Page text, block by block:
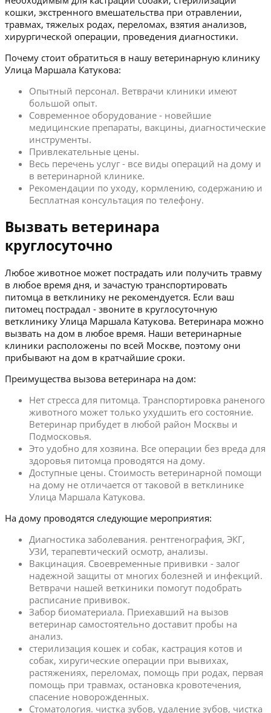
кошки, экстренного вмешательства при отравлении,
травмах, тяжелых родах, переломах, взятия анализов,
хирургической операции, проведения диагностики.
Почему стоит обратиться в нашу ветеринарную клинику
Улица Маршала Катукова:
Опытный персонал. Ветврачи клиники имеют
большой опыт.
Современное оборудование - новейшие
медицинские препараты, вакцины, диагностические
инструменты.
Привлекательные цены.
Весь перечень услуг - все виды операций на дому и
в ветеринарной клинике.
Рекомендации по уходу, кормлению, содержанию и
Бесплатная консультация по телефону.
Вызвать ветеринара
круглосуточно
Любое животное может пострадать или получить травму
в любое время дня, и зачастую транспортировать
питомца в ветклинику не рекомендуется. Если ваш
питомец пострадал - звоните в круглосуточную
ветклинику Улица Маршала Катукова. Ветеринара можно
вызвать на дом в любое время. Наши ветеринарные
клиники расположены по всей Москве, поэтому они
прибывают на дом в кратчайшие сроки.
Преимущества вызова ветеринара на дом:
Нет стресса для питомца. Транспортировка раненого
животного может только ухудшить его состояние.
Ветеринар прибудет в любой район Москвы и
Подмосковья.
Это удобно для хозяина. Все операции без вреда для
здоровья питомца проводятся на дому.
Доступные цены. Стоимость ветеринарной помощи
на дому не отличается от таковой в ветклинике
Улица Маршала Катукова.
На дому проводятся следующие мероприятия:
Диагностика заболевания. рентгенография, ЭКГ,
УЗИ, терапевтический осмотр, анализы.
Вакцинация. Своевременные прививки - залог
надежной защиты от многих болезней и инфекций.
Ветврачи нашей веткиники помогут подобрать
расписание прививок.
Забор биоматериала. Приехавший на вызов
ветеринар самостоятельно доставит пробы на
анализ.
стерилизация кошек и собак, кастрация котов и
собак, хиругические операции при вывихах,
растяжениях, переломах, помощь при родах, первая
помощь при травмах, остановка кровотечения,
спасение новорожденных.
Стоматология. чистка зубов, удаление зубов, чистка